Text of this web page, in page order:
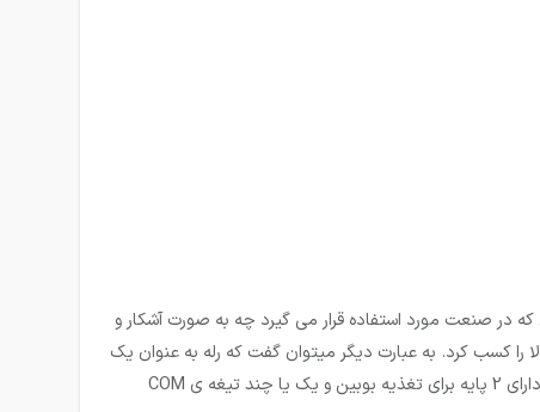
که در صنعت مورد استفاده قرار می گیرد چه به صورت آشکار و
را کسب کرد. به عبارت دیگر می­توان گفت که رله به عنوان یک
تقویت کننده نیز به حساب می آید چرا که ورودی با جریان کم و خروجی با جریان بالا را میتوان از آن دریافت کرد. رله بسته به نوع ساخت آنها دارای 2 پایه برای تغذیه بوبین و یک یا چند تیغه ی COM